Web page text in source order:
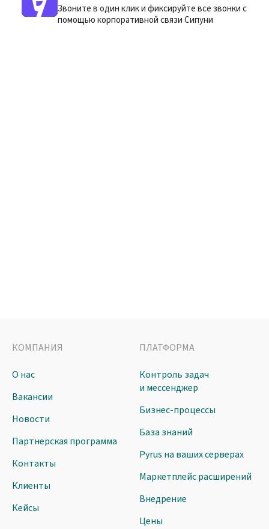
Звоните в один клик и фиксируйте все звонки с
помощью корпоративной связи Сипуни
КОМПАНИЯ
О нас
Вакансии
Новости
Партнерская программа
Контакты
Клиенты
Кейсы
ПЛАТФОРМА
Контроль задач
и мессенджер
Бизнес-процессы
База знаний
Pyrus на ваших серверах
Маркетплейс расширений
Внедрение
Цены